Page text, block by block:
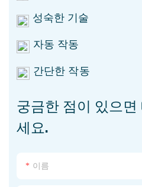
성숙한 기술
자동 작동
간단한 작동
궁금한 점이 있으
세요.
이름